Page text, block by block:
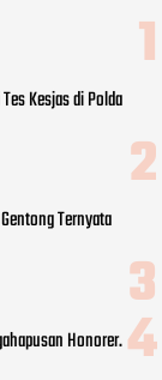
Kesjas di Polda
Ternyata
Honorer.